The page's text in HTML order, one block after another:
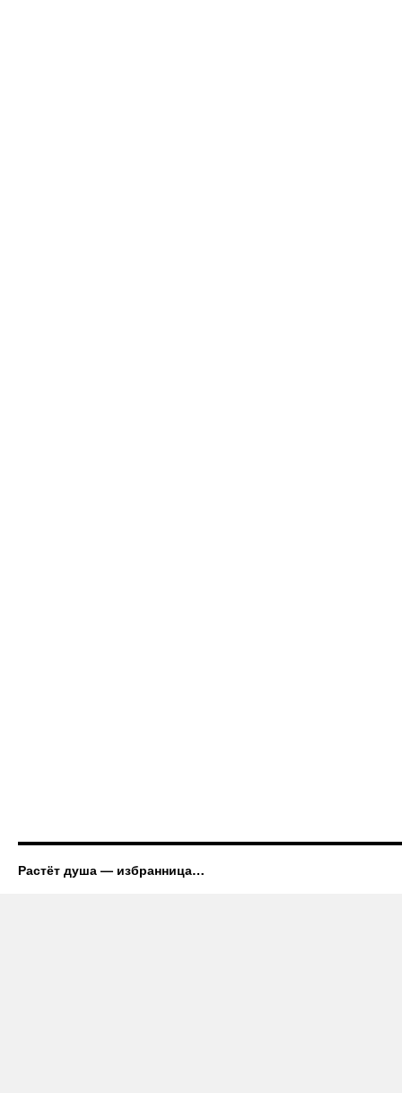
Растёт душа — избранница…